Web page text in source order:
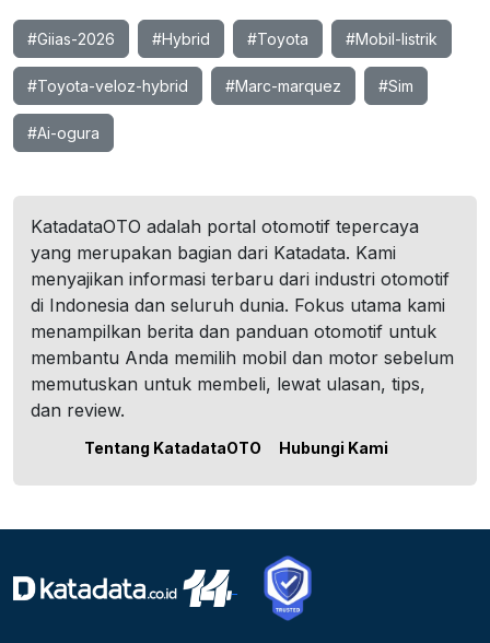
#Giias-2026 #Hybrid #Toyota #Mobil-listrik
#Toyota-veloz-hybrid #Marc-marquez #Sim
#Ai-ogura
KatadataOTO adalah portal otomotif tepercaya
yang merupakan bagian dari Katadata. Kami
menyajikan informasi terbaru dari industri otomotif
di Indonesia dan seluruh dunia. Fokus utama kami
menampilkan berita dan panduan otomotif untuk
membantu Anda memilih mobil dan motor sebelum
memutuskan untuk membeli, lewat ulasan, tips,
dan review.
Tentang KatadataOTO Hubungi Kami